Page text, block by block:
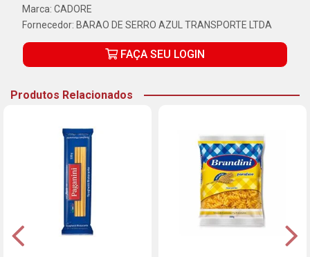
Marca: CADORE
Fornecedor: BARAO DE SERRO AZUL TRANSPORTE LTDA
FAÇA SEU LOGIN
Produtos Relacionados